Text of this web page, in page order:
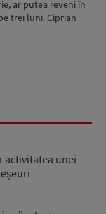
ar putea reveni în
trei luni. Ciprian
activitatea unei